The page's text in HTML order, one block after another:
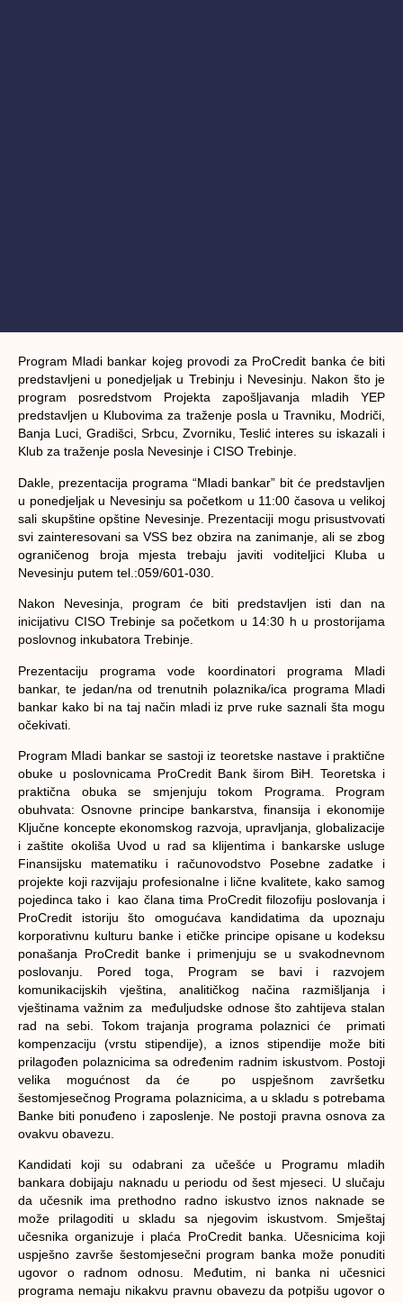
Program Mladi bankar kojeg provodi za ProCredit banka će biti
predstavljeni u ponedjeljak u Trebinju i Nevesinju. Nakon što je
program posredstvom Projekta zapošljavanja mladih YEP
predstavljen u Klubovima za traženje posla u Travniku, Modriči,
Banja Luci, Gradišci, Srbcu, Zvorniku, Teslić interes su iskazali i
Klub za traženje posla Nevesinje i CISO Trebinje.
Dakle, prezentacija programa “Mladi bankar” bit će predstavljen
u ponedjeljak u Nevesinju sa početkom u 11:00 časova u velikoj
sali skupštine opštine Nevesinje. Prezentaciji mogu prisustvovati
svi zainteresovani sa VSS bez obzira na zanimanje, ali se zbog
ograničenog broja mjesta trebaju javiti voditeljici Kluba u
Nevesinju putem tel.:059/601-030.
Nakon Nevesinja, program će biti predstavljen isti dan na
inicijativu CISO Trebinje sa početkom u 14:30 h u prostorijama
poslovnog inkubatora Trebinje.
Prezentaciju programa vode koordinatori programa Mladi
bankar, te jedan/na od trenutnih polaznika/ica programa Mladi
bankar kako bi na taj način mladi iz prve ruke saznali šta mogu
očekivati.
Program Mladi bankar se sastoji iz teoretske nastave i praktične
obuke u poslovnicama ProCredit Bank širom BiH. Teoretska i
praktična obuka se smjenjuju tokom Programa. Program
obuhvata: Osnovne principe bankarstva, finansija i ekonomije
Ključne koncepte ekonomskog razvoja, upravljanja, globalizacije
i zaštite okoliša Uvod u rad sa klijentima i bankarske usluge
Finansijsku matematiku i računovodstvo Posebne zadatke i
projekte koji razvijaju profesionalne i lične kvalitete, kako samog
pojedinca tako i kao člana tima ProCredit filozofiju poslovanja i
ProCredit istoriju što omogućava kandidatima da upoznaju
korporativnu kulturu banke i etičke principe opisane u kodeksu
ponašanja ProCredit banke i primenjuju se u svakodnevnom
poslovanju. Pored toga, Program se bavi i razvojem
komunikacijskih vještina, analitičkog načina razmišljanja i
vještinama važnim za međuljudske odnose što zahtijeva stalan
rad na sebi. Tokom trajanja programa polaznici će primati
kompenzaciju (vrstu stipendije), a iznos stipendije može biti
prilagođen polaznicima sa određenim radnim iskustvom. Postoji
velika mogućnost da će po uspješnom završetku
šestomjesečnog Programa polaznicima, a u skladu s potrebama
Banke biti ponuđeno i zaposlenje. Ne postoji pravna osnova za
ovakvu obavezu.
Kandidati koji su odabrani za učešće u Programu mladih
bankara dobijaju naknadu u periodu od šest mjeseci. U slučaju
da učesnik ima prethodno radno iskustvo iznos naknade se
može prilagoditi u skladu sa njegovim iskustvom. Smještaj
učesnika organizuje i plaća ProCredit banka. Učesnicima koji
uspješno završe šestomjesečni program banka može ponuditi
ugovor o radnom odnosu. Međutim, ni banka ni učesnici
programa nemaju nikakvu pravnu obavezu da potpišu ugovor o